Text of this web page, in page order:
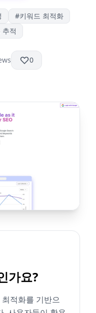
#키워드 최적화
적
0
가요?
적화를 기반으